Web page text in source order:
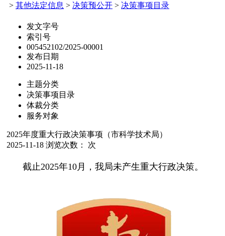
> 其他法定信息 > 决策预公开 > 决策事项目录
发文字号
索引号
005452102/2025-00001
发布日期
2025-11-18
主题分类
决策事项目录
体裁分类
服务对象
2025年度重大行政决策事项（市科学技术局）
2025-11-18 浏览次数： 次
截止2025年10月，我局未产生重大行政决策。